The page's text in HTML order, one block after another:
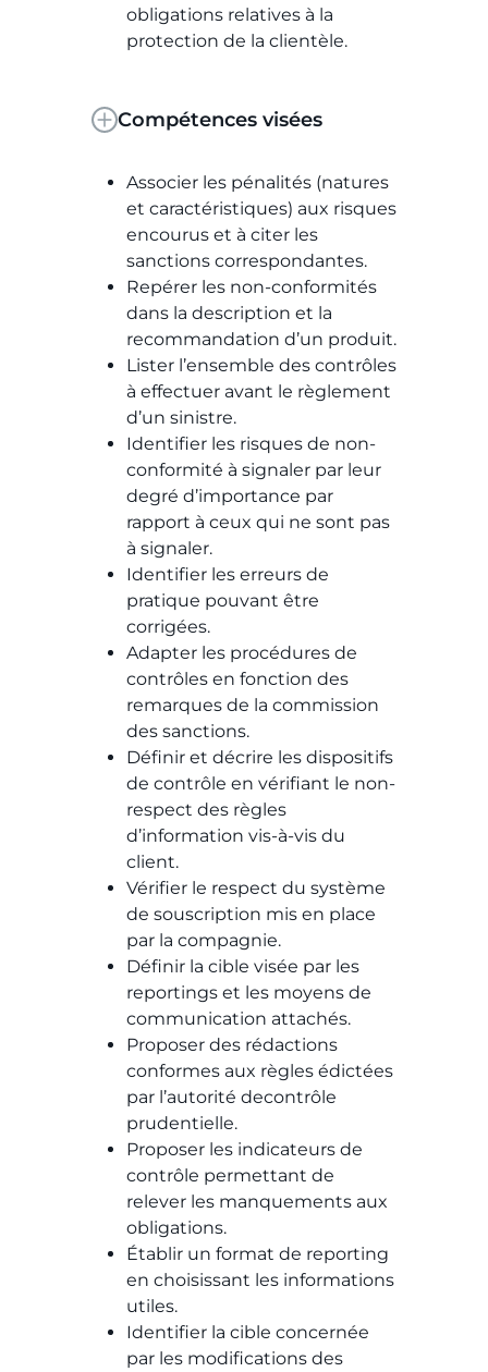
obligations relatives à la
protection de la clientèle.
Compétences visées
Associer les pénalités (natures
et caractéristiques) aux risques
encourus et à citer les
sanctions correspondantes.
Repérer les non-conformités
dans la description et la
recommandation d’un produit.
Lister l’ensemble des contrôles
à effectuer avant le règlement
d’un sinistre.
Identifier les risques de non-
conformité à signaler par leur
degré d’importance par
rapport à ceux qui ne sont pas
à signaler.
Identifier les erreurs de
pratique pouvant être
corrigées.
Adapter les procédures de
contrôles en fonction des
remarques de la commission
des sanctions.
Définir et décrire les dispositifs
de contrôle en vérifiant le non-
respect des règles
d’information vis-à-vis du
client.
Vérifier le respect du système
de souscription mis en place
par la compagnie.
Définir la cible visée par les
reportings et les moyens de
communication attachés.
Proposer des rédactions
conformes aux règles édictées
par l’autorité decontrôle
prudentielle.
Proposer les indicateurs de
contrôle permettant de
relever les manquements aux
obligations.
Établir un format de reporting
en choisissant les informations
utiles.
Identifier la cible concernée
par les modifications des